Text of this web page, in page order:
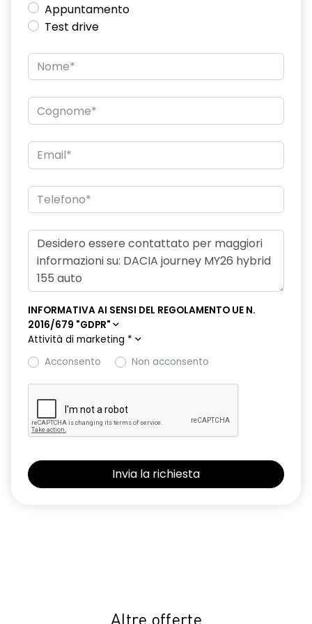
Commutatore airbag passeggero
Consolle centrale con bracciolo e vano portaoggetti
Distance warning avviso distanza di sicurezza
Driver Display digitale personalizzabile da 7"
Eco Mode, Start and Stop e indicatore di cambiamento
velocità
Emergency call soggetto alla disponibilità di rete
Freno di stazionamento elettrico
Ganci Isofix sui posti laterali sul retro
HARM08
Keyless entry
Nuovo Media Nav Live navigazione connessa con traffico in
tempo reale + 3D Arkamys®
Panchetta posteriore frazionabile e ribaltabile 1/3-2/3
Retrovisori ripiegabili automaticamente con pulsante di
Selleria in tessuto specifico journey MY26 grigio chiaro
Appuntamento
Test drive
INFORMATIVA AI SENSI DEL REGOLAMENTO UE N.
2016/679 "GDPR"
Attività di marketing *
Acconsento
Non acconsento